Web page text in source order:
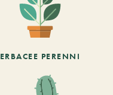
ERBACEE PERENNI